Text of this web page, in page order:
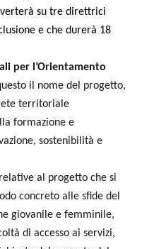
su tre direttrici
e che durerà 18
per l’Orientamento
il nome del progetto,
territoriale
formazione e
sostenibilità e
al progetto che si
concreto alle sfide del
giovanile e femminile,
di accesso ai servizi,